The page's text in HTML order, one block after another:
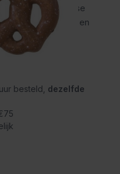
authentieke Duitse
bierfeesten en
op voorraad is
besteld, dezelfde